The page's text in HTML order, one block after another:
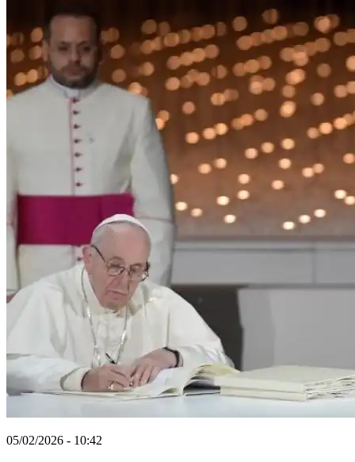
05/02/2026 - 10:42